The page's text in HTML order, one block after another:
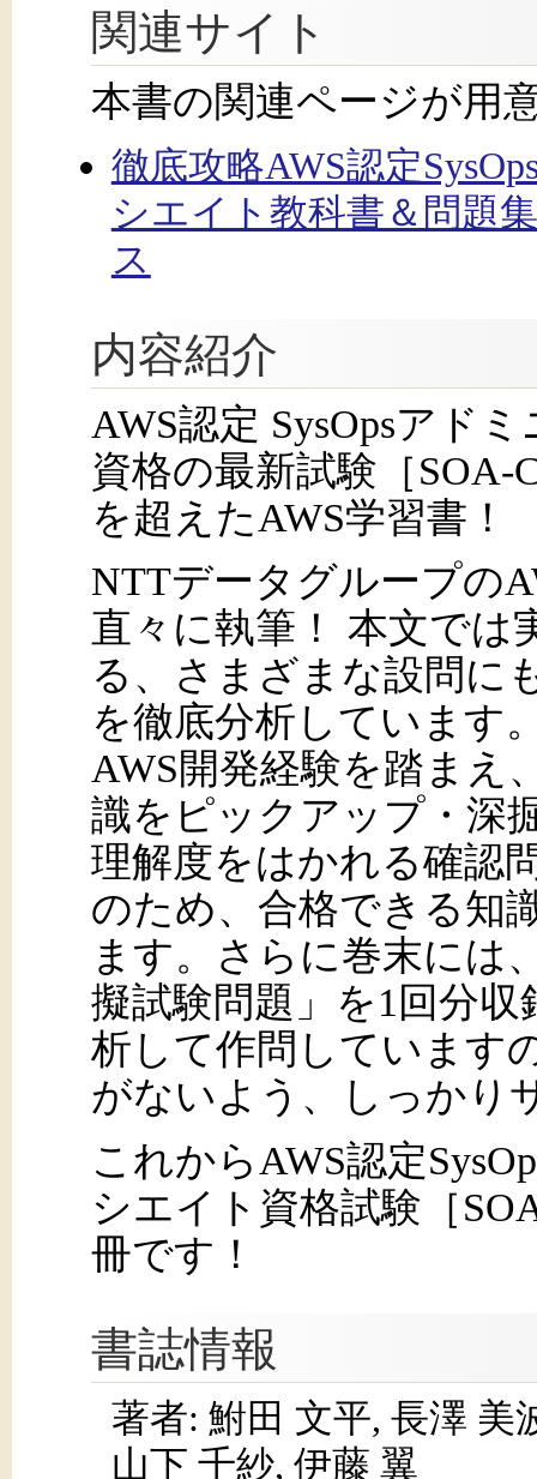
関連サイト
本書の関連ページが用
徹底攻略AWS認定
シエイト教科書＆問題
ス
内容紹介
AWS認定 SysOpsアド
資格の最新試験［SOA-
を超えたAWS学習書！
NTTデータグループの
直々に執筆！ 本文では
る、さまざまな設問に
を徹底分析しています
AWS開発経験を踏まえ
識をピックアップ・深
理解度をはかれる確認
のため、合格できる知
ます。さらに巻末には
擬試験問題」を1回分
析して作問しています
がないよう、しっかり
これからAWS認定
シエイト資格試験［
冊です！
書誌情報
著者: 鮒田 文平, 長澤 美
山下 千紗, 伊藤 翼